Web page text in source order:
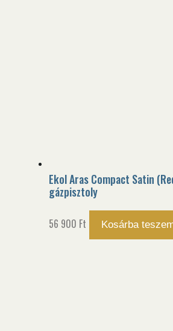
Ekol Aras Compact Satin
gázpisztoly
56 900 Ft Kosárba